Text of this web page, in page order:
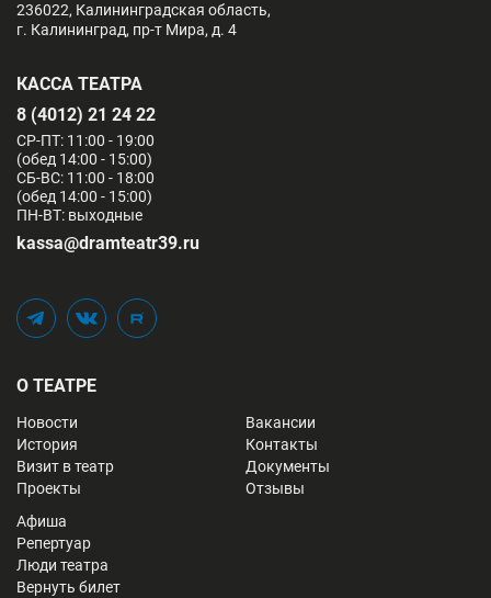
236022, Калининградская область,
г. Калининград, пр-т Мира, д. 4
КАССА ТЕАТРА
8 (4012) 21 24 22
СР-ПТ: 11:00 - 19:00
(обед 14:00 - 15:00)
СБ-ВС: 11:00 - 18:00
(обед 14:00 - 15:00)
ПН-ВТ: выходные
kassa@dramteatr39.ru
TelegramВконтакте
Rutube
О ТЕАТРЕ
Новости
История
Визит в театр
Проекты
Вакансии
Контакты
Документы
Отзывы
Афиша
Репертуар
Люди театра
Вернуть билет